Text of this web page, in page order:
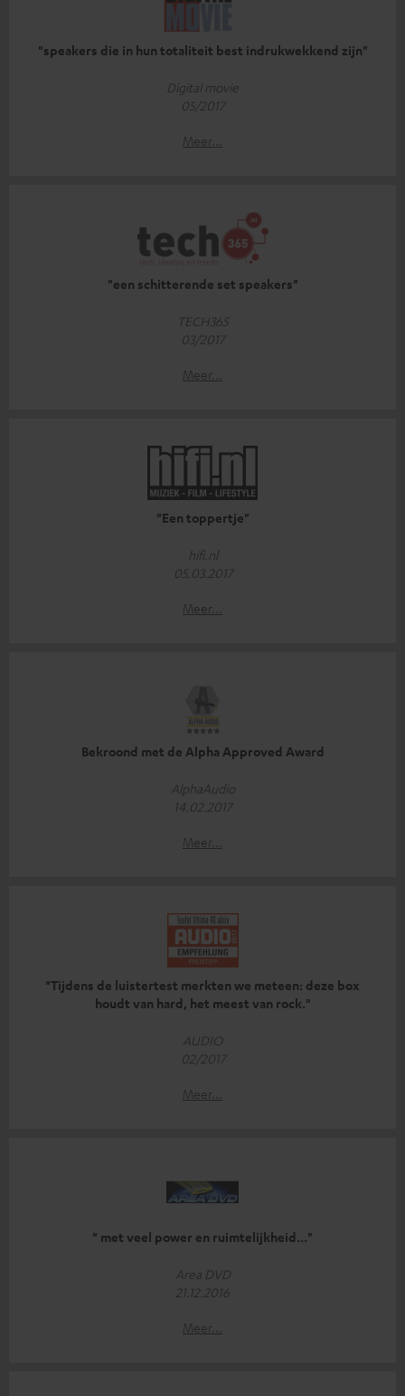
"speakers die in hun totaliteit best indrukwekkend zijn"
Digital movie
05/2017
Meer...
"een schitterende set speakers"
TECH365
03/2017
Meer...
"Een toppertje"
hifi.nl
05.03.2017
Meer...
Bekroond met de Alpha Approved Award
AlphaAudio
14.02.2017
Meer...
"Tijdens de luistertest merkten we meteen: deze box
houdt van hard, het meest van rock."
AUDIO
02/2017
Meer...
" met veel power en ruimtelijkheid..."
Area DVD
21.12.2016
Meer...